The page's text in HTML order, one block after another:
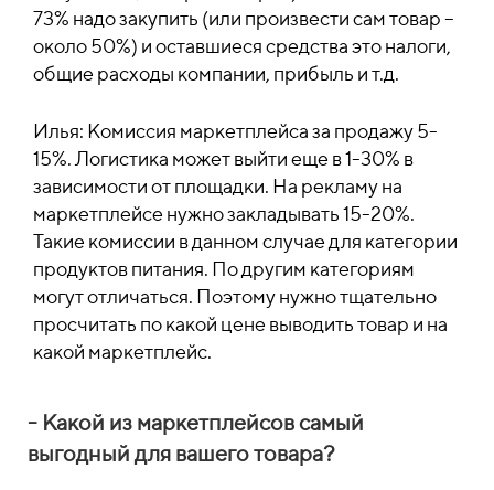
73% надо закупить (или произвести сам товар –
около 50%) и оставшиеся средства это налоги,
общие расходы компании, прибыль и т.д.
Илья: Комиссия маркетплейса за продажу 5-
15%. Логистика может выйти еще в 1-30% в
зависимости от площадки. На рекламу на
маркетплейсе нужно закладывать 15-20%.
Такие комиссии в данном случае для категории
продуктов питания. По другим категориям
могут отличаться. Поэтому нужно тщательно
просчитать по какой цене выводить товар и на
какой маркетплейс.
- Какой из маркетплейсов самый
выгодный для вашего товара?